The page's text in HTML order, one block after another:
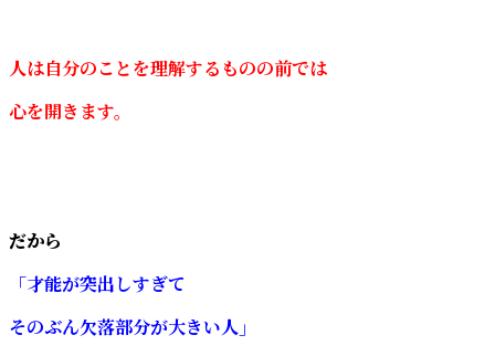
人は自分のことを理解するものの前では
心を開きます。
だから
「才能が突出しすぎて
そのぶん欠落部分が大きい人」